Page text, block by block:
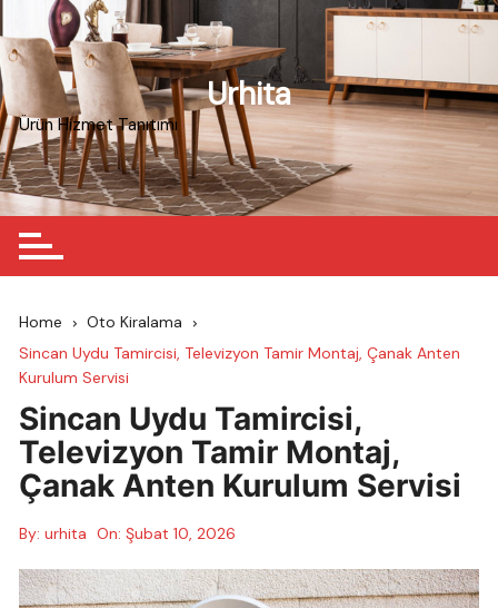
to
content
Urhita
Ürün Hizmet Tanıtımı
Home
Oto Kiralama
Sincan Uydu Tamircisi, Televizyon Tamir Montaj, Çanak Anten
Kurulum Servisi
Sincan Uydu Tamircisi,
Televizyon Tamir Montaj,
Çanak Anten Kurulum Servisi
By: urhita On:Şubat 10, 2026